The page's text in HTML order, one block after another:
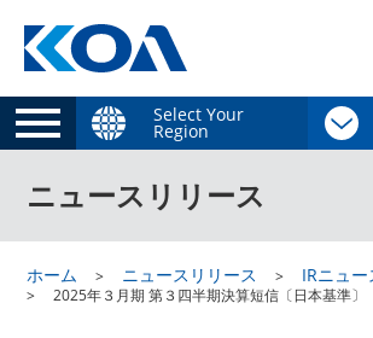
Select Your
Region
ニュースリリース
ホーム ニュースリリース IRニュー
2025年３月期 第３四半期決算短信〔日本基準〕